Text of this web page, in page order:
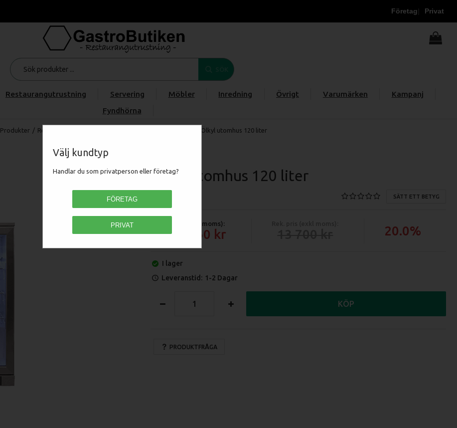
Företag Privat
Välj kundtyp
Handlar du som privatperson eller företag?
FÖRETAG
PRIVAT
Restaurangutrustning Servering Möbler Inredning Övrigt Varumärken
Kampanj
Fyndhörna
Produkter / Restaurangmaskiner Ölkyl utomhus 120 liter
Ölkyl utomhus 120 liter
SÄTT ETT BETYG
Pris (exkl moms):
10 960 20.0%
I lager
Leveranstid: 1-2 Dagar
PRODUKTFRÅGA
KÖP